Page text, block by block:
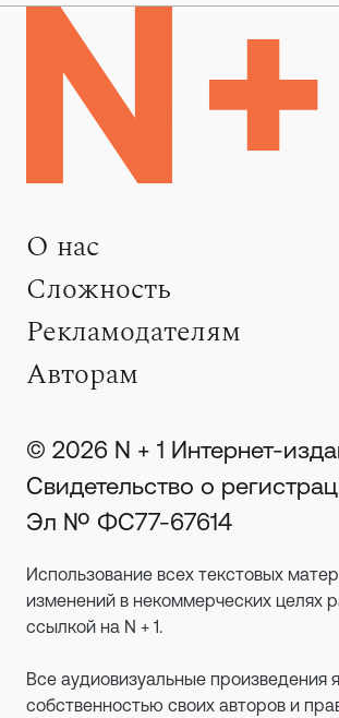
О нас
Сложность
Рекламодателям
Авторам
© 2026 N + 1 Интернет-
Свидетельство о
Эл № ФС77-67614
Использование всех текстовых
изменений в некоммерческих целях
ссылкой на N + 1.
Все аудиовизуальные произведения
собственностью своих авторов и